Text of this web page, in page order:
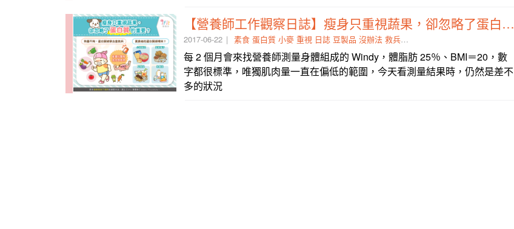
【營養師工作觀察日誌】瘦身只重視蔬果，卻忽略了蛋白質的重要？
2017-06-22 素食 蛋白質 小麥 重視 日誌 豆製品 沒辦法 救兵 其實不然
每 2 個月會來找營養師測量身體組成的 Windy，體脂肪 25％、BMI＝20，數
字都很標準，唯獨肌肉量一直在偏低的範圍，今天看測量結果時，仍然是差不
多的狀況